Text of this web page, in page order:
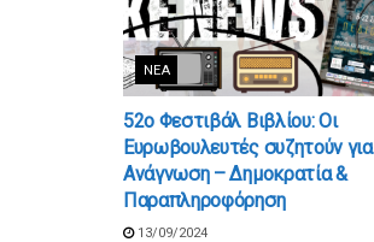
ΝΈΑ
52ο Φεστιβάλ Βιβλίου: Οι
Ευρωβουλευτές συζητούν για
Ανάγνωση – Δημοκρατία &
Παραπληροφόρηση
13/09/2024